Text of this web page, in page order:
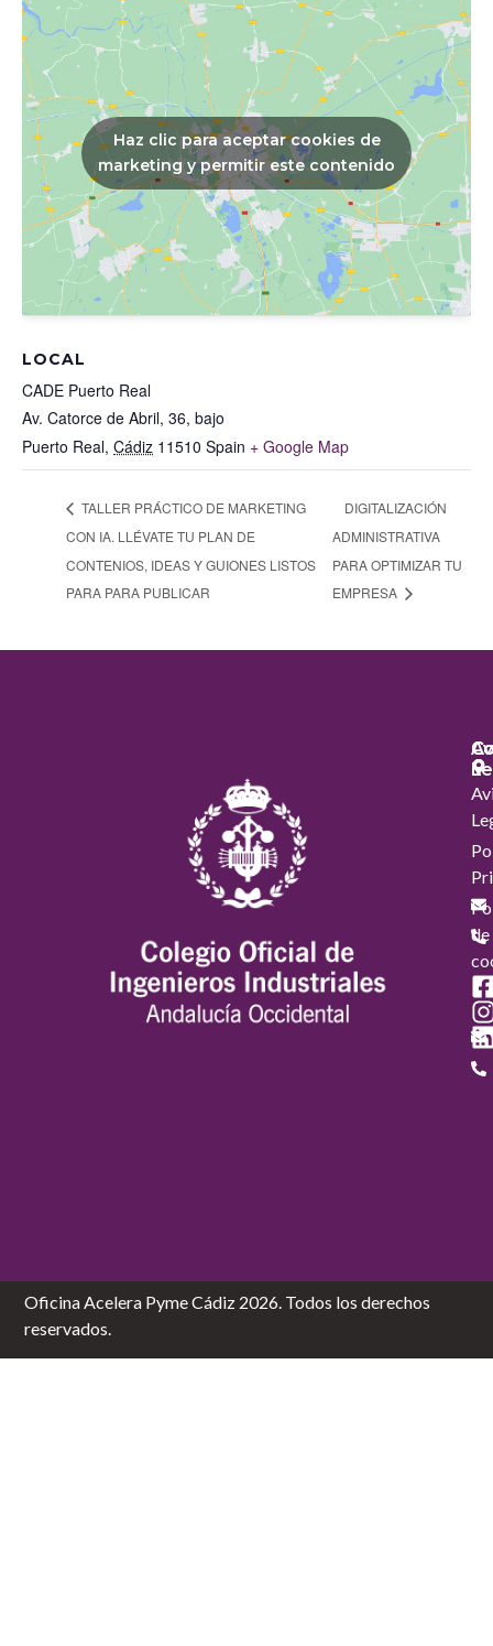
LOCAL
CADE Puerto Real
Av. Catorce de Abril, 36, bajo
Puerto Real, Cádiz 11510 Spain + Google Map
Haz clic para aceptar cookies de
marketing y permitir este contenido
TALLER PRÁCTICO DE MARKETING
CON IA. LLÉVATE TU PLAN DE
CONTENIOS, IDEAS Y GUIONES LISTOS
PARA PARA PUBLICAR
DIGITALIZACIÓN
ADMINISTRATIVA
PARA OPTIMIZAR TU
EMPRESA
de
Oficina Acelera Pyme Cádiz 2026. Todos los derechos
reservados.